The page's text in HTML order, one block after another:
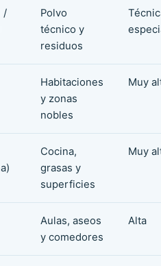
/
Polvo
técnico y
residuos
Habitaciones
y zonas
nobles
Muy
Cocina,
grasas y
superficies
Muy
Aulas, aseos
y comedores
Alta